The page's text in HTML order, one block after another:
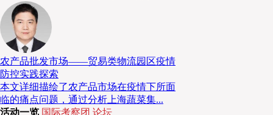
人口老龄化拉低人均食品消费需
随着营养和医疗保健条件的不断改善，中国人均预期
农产品批发市场——贸易类物流园区疫情
防控实践探索
本文详细描绘了农产品市场在疫情下所面
临的痛点问题，通过分析上海蔬菜集...
活动一览 国际考察团 论坛